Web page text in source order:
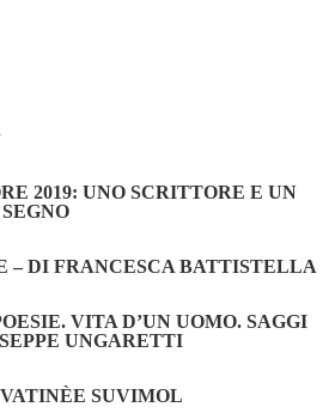
2019: UNO SCRITTORE E UN
– DI FRANCESCA BATTISTELLA
VITA D’UN UOMO. SAGGI
UNGARETTI
SUVIMOL